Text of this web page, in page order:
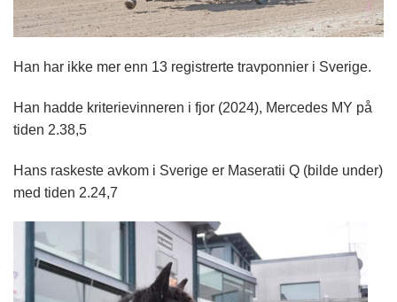
Han har ikke mer enn 13 registrerte travponnier i Sverige.
Han hadde kriterievinneren i fjor (2024), Mercedes MY på
tiden 2.38,5
Hans raskeste avkom i Sverige er Maseratii Q (bilde under)
med tiden 2.24,7